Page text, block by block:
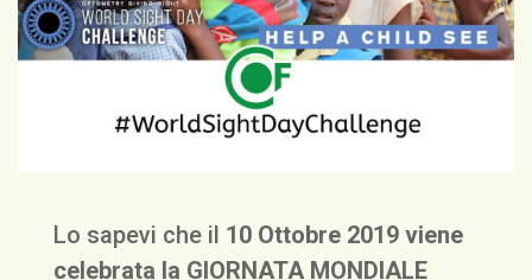
Lo sapevi che il 10 Ottobre 2019 viene
celebrata la GIORNATA MONDIALE